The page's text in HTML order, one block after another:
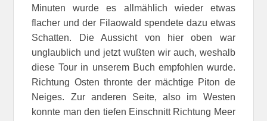
Minuten wurde es allmählich wieder etwas
flacher und der Filaowald spendete dazu etwas
Schatten. Die Aussicht von hier oben war
unglaublich und jetzt wußten wir auch, weshalb
diese Tour in unserem Buch empfohlen wurde.
Richtung Osten thronte der mächtige Piton de
Neiges. Zur anderen Seite, also im Westen
konnte man den tiefen Einschnitt Richtung Meer